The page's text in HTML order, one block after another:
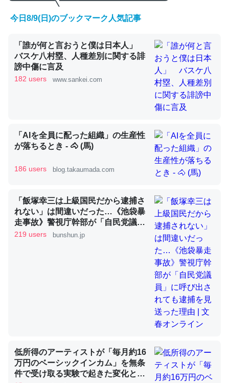
くらい。小説でいう「ずっと前の伏線」は回収されないけ
ど、短期記憶というには多い分量。進化すればするほど分
かりやすく強くなりそう
─GPTの仕組みと限界についての考察（１） - conceptualization
昆虫ってカルシウム少ないのか。知らんかった。調べたら
コオロギのカルシウム分はエビの600分の1程度。
論文では「淡水はカルシウムも酸素も不足してて両方に不
利だから両方が拮抗してるのでは」とあって面白い。海に
いる鋏角類（カブトガニ・ウミグモ）はカルシウムを使わ
ずキチンを強化してる筈だが、酵素が違うのか？
─ニュース :: 【研究発表】昆虫学の大問題＝「昆虫はなぜ海にいな
今日8/9(日)のブックマーク人気記事
「誰が何と言おうと僕は日本人」
バスケ八村塁、人種差別に関する誹
謗中傷に言及
182 users www.sankei.com
「AIを全員に配った組織」の生産性
が落ちるとき - 🐴 (馬)
186 users blog.takaumada.com
「飯塚幸三は上級国民だから逮捕さ
れない」は間違いだった…《池袋暴
走事故》警視庁幹部が「自民党議
員」に呼び出されても逮捕を見送っ
219 users bunshun.jp
低所得のアーティストが「毎月約16
万円のベーシックインカム」を無条
件で受け取る実験で起きた変化と